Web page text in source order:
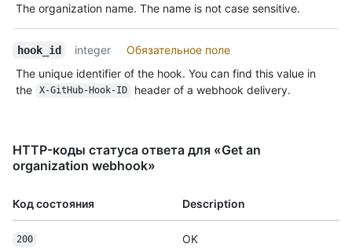
The organization name. The name is not case sensitive.
hook_id integer
Обязательное поле
The unique identifier of the hook. You can find this value in
the
X-GitHub-Hook-ID header of a webhook delivery.
HTTP-коды статуса ответа для «Get an
organization webhook»
Код состояния Description
200 OK